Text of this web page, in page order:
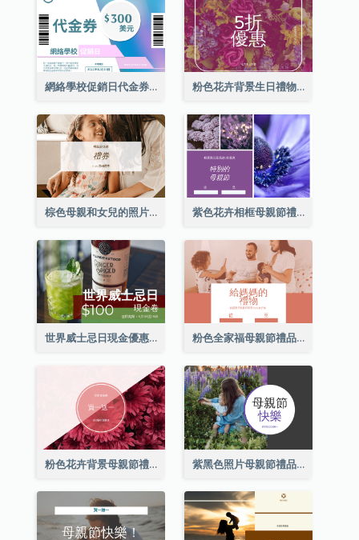
網絡學校促銷日代金券 粉色花卉背景生日禮物卡
棕色母親和女兒的照片母親節的禮品卡 紫色花卉相框母親節禮品卡
世界威士忌日現金優惠券 粉色全家福母親節禮品卡
粉色花卉背景母親節禮品卡 紫黑色照片母親節禮品卡